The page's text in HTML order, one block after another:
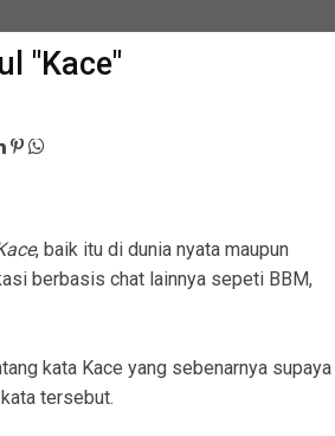
"Kace"
, baik itu di dunia nyata maupun
berbasis chat lainnya sepeti BBM,
kata Kace yang sebenarnya supaya
tersebut.